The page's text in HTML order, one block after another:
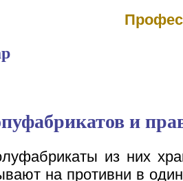
и
из них
на противни в